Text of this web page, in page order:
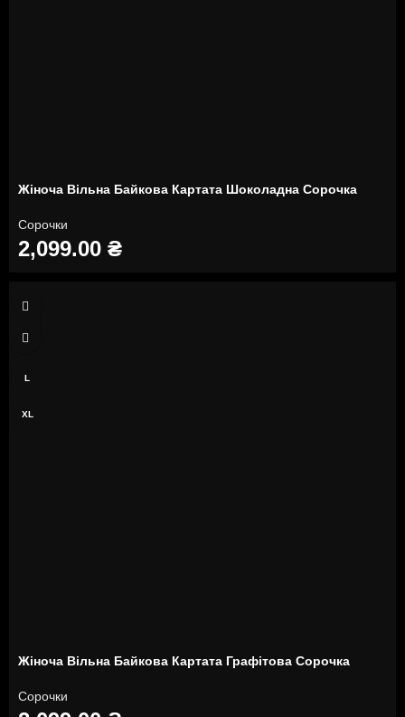
Жіноча Вільна Байкова Картата Шоколадна Сорочка
Сорочки
2,099.00 ₴
S
M
L
XL
Жіноча Вільна Байкова Картата Графітова Сорочка
Сорочки